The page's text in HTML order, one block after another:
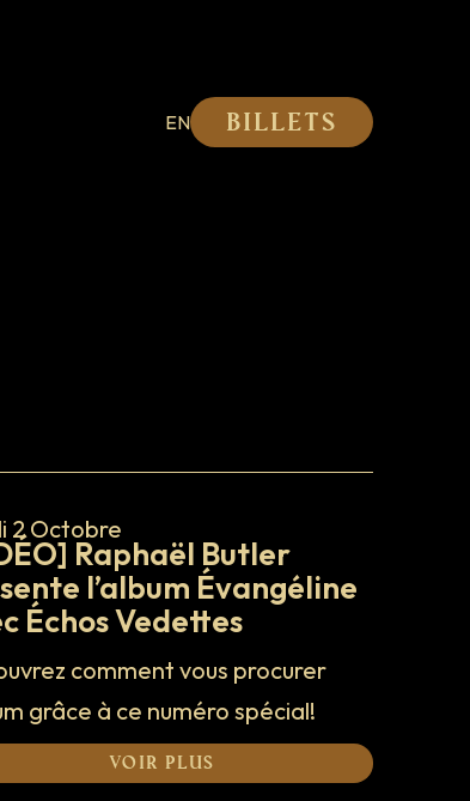
EN Billets
2 Octobre
Raphaël Butler
l’album Évangéline
Échos Vedettes
comment vous procurer
grâce à ce numéro spécial!
Voir plus